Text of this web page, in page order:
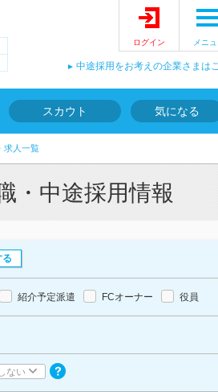
ログイン メニ
中途採用をお考えの企業さまは
スカウト 気になる
求人一覧
・中途採用情報
る
紹介予定派遣 FCオーナー 役員
ない